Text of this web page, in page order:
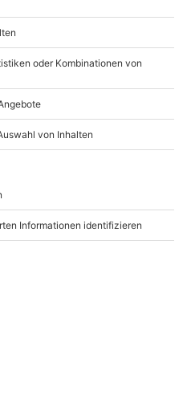
Quad mieten in
1 Person
217,90 €